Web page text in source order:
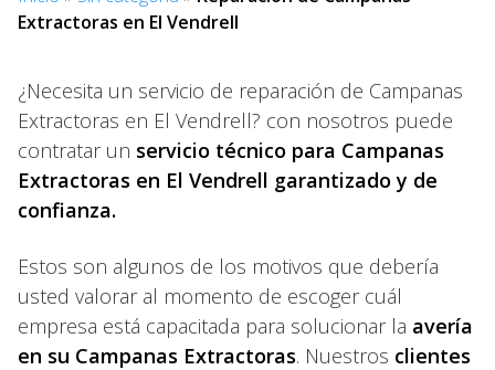
Extractoras en El Vendrell
¿Necesita un servicio de reparación de Campanas
Extractoras en El Vendrell? con nosotros puede
contratar un servicio técnico para Campanas
Extractoras en El Vendrell garantizado y de
confianza.
Estos son algunos de los motivos que debería
usted valorar al momento de escoger cuál
empresa está capacitada para solucionar la avería
en su Campanas Extractoras. Nuestros clientes